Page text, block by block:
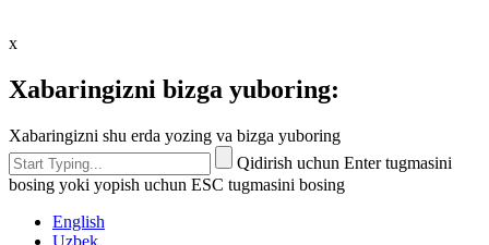
x
Xabaringizni bizga yuboring:
Xabaringizni shu erda yozing va bizga yuboring
Qidirish uchun Enter tugmasini
bosing yoki yopish uchun ESC tugmasini bosing
English
Uzbek